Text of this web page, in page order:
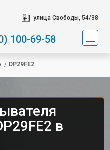
улица Свободы, 54/38
100-69-58
/ DP29FE2
в